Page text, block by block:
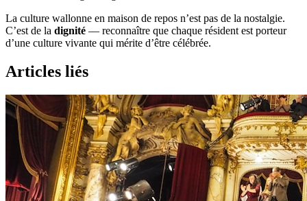
La culture wallonne en maison de repos n’est pas de la nostalgie.
C’est de la dignité — reconnaître que chaque résident est porteur
d’une culture vivante qui mérite d’être célébrée.
Articles liés